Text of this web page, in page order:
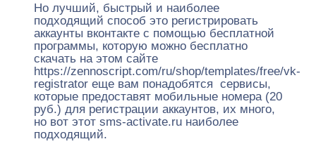
Но лучший, быстрый и наиболее
подходящий способ это регистрировать
аккаунты вконтакте с помощью бесплатной
программы, которую можно бесплатно
скачать на этом сайте
https://zennoscript.com/ru/shop/templates/free/vk-
registrator еще вам понадобятся сервисы,
которые предоставят мобильные номера (20
руб.) для регистрации аккаунтов, их много,
но вот этот sms-activate.ru наиболее
подходящий.